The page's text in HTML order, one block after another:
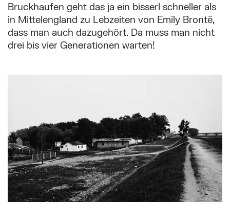
Bruckhaufen geht das ja ein bisserl schneller als
in Mittelengland zu Lebzeiten von Emily Brontë,
dass man auch dazugehört. Da muss man nicht
drei bis vier Generationen warten!